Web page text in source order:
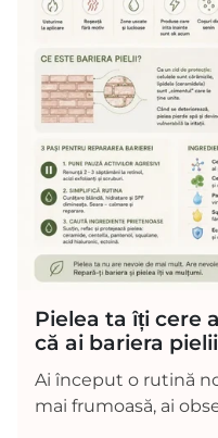
Pielea ta îți cere
că ai bariera
Ai început o rutină
mai frumoasă, ai